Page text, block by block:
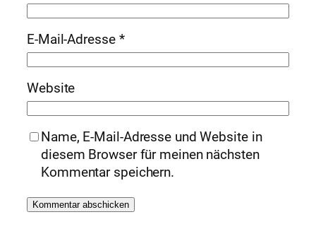
E-Mail-Adresse *
Website
Name, E-Mail-Adresse und Website in
diesem Browser für meinen nächsten
Kommentar speichern.